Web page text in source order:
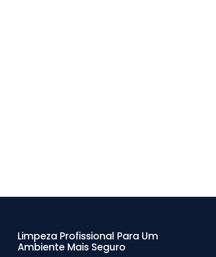
Limpeza Profissional Para Um
Ambiente Mais Seguro